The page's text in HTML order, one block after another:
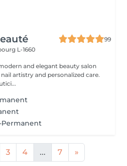
99
L-1660
and elegant beauty salon
artistry and personalized care.
Permanent
3 4 ... 7 »